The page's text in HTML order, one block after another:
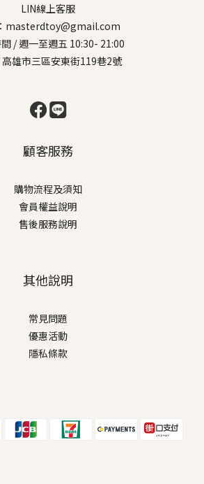
LIN線上客服
masterdtoy@gmail.com
/ 週一至週五 10:30- 21:00
雄市三區安東街119巷2號
顧客服務
購物流程及須知
會員權益說明
售後服務說明
其他說明
常見問題
優惠活動
隱私條款